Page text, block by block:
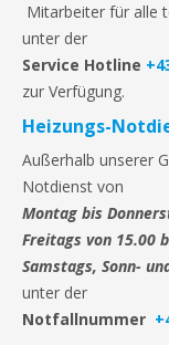
Mitarbeiter für alle
unter der
Service Hotline
zur Verfügung.
Heizungs-
Außerhalb unserer
Notdienst von
Montag bis
Freitags von 15.00
Samstags, Sonn-
unter der
Notfallnummer